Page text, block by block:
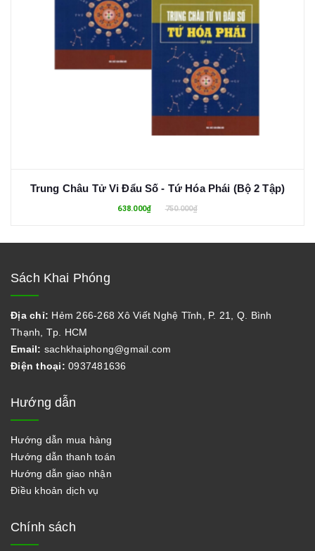
Trung Châu Tử Vi Đẩu Số - Tứ Hóa Phái (Bộ 2 Tập)
638.000₫ 750.000₫
Sách Khai Phóng
Địa chỉ: Hẻm 266-268 Xô Viết Nghệ Tĩnh, P. 21, Q. Bình
Thạnh, Tp. HCM
Email: sachkhaiphong@gmail.com
Điện thoại: 0937481636
Hướng dẫn
Hướng dẫn mua hàng
Hướng dẫn thanh toán
Hướng dẫn giao nhận
Điều khoản dịch vụ
Chính sách